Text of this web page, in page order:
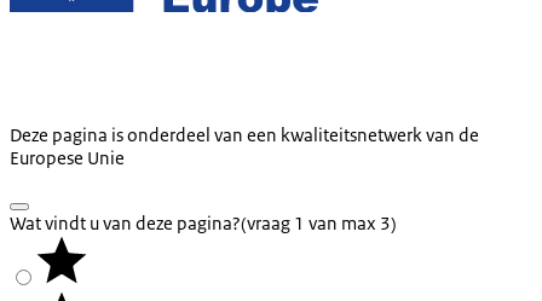
Deze pagina is onderdeel van een kwaliteitsnetwerk van de
Europese Unie
Wat vindt u van deze pagina?(vraag 1 van max 3)